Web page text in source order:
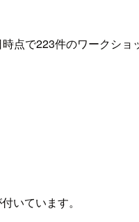
点で223件のワークショ
いています。